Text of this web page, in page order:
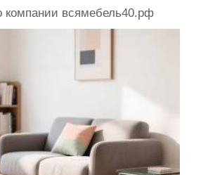
компании всямебель40.рф